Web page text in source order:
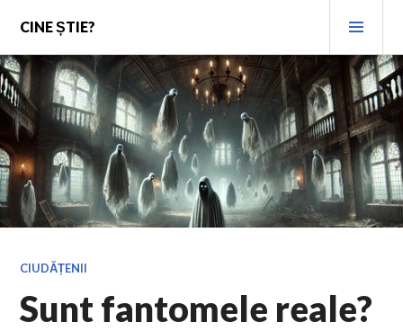
content
CINE ȘTIE?
CIUDĂȚENII
Sunt fantomele reale?